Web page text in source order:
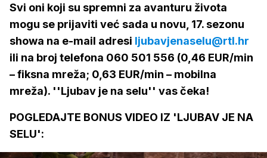
Svi oni koji su spremni za avanturu života
mogu se prijaviti već sada u novu, 17. sezonu
showa na e-mail adresi ljubavjenaselu@rtl.hr
ili na broj telefona 060 501 556 (0,46 EUR/min
– fiksna mreža; 0,63 EUR/min – mobilna
mreža). ''Ljubav je na selu'' vas čeka!
POGLEDAJTE BONUS VIDEO IZ 'LJUBAV JE NA
SELU':